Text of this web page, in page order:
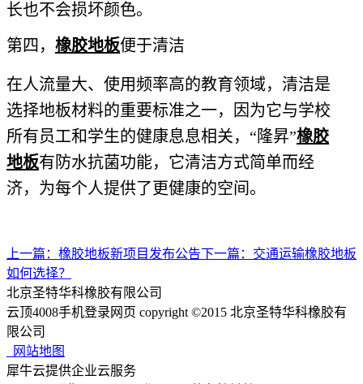
长也不会损坏颜色。
第四， 橡胶地板便于清洁
在人流量大、使用频率高的教育领域，清洁是
选择地板材料的重要标准之一，因为它与学校
所有员工和学生的健康息息相关，“隆昇”橡胶
地板有防水抗菌功能，它清洁方式简单而经
济，为每个人提供了更健康的空间。
上一篇： 橡胶地板新项目发布公告下一篇： 交通运输橡胶地板
如何选择？
北京圣特华科橡胶有限公司
云顶4008手机登录网页 copyright ©2015 北京圣特华科橡胶有
限公司
网站地图
犀牛云提供企业云服务